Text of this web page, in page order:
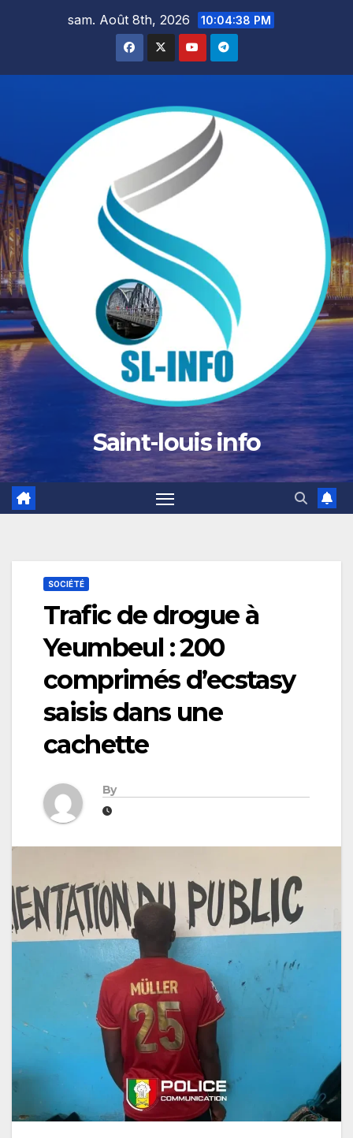
sam. Août 8th, 2026 10:04:40 PM
Saint-louis info
SOCIÉTÉ
Trafic de drogue à
Yeumbeul : 200
comprimés d’ecstasy
saisis dans une
cachette
By